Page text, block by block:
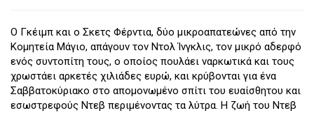
Ο Γκέιμπ και ο Σκετς Φέρντια, δύο μικροαπατεώνες από την
Κομητεία Μάγιο, απάγουν τον Ντολ Ίνγκλις, τον μικρό αδερφό
ενός συντοπίτη τους, ο οποίος πουλάει ναρκωτικά και τους
χρωστάει αρκετές χιλιάδες ευρώ, και κρύβονται για ένα
Σαββατοκύριακο στο απομονωμένο σπίτι του ευαίσθητου και
εσωστρεφούς Ντεβ περιμένοντας τα λύτρα. Η ζωή του Ντεβ